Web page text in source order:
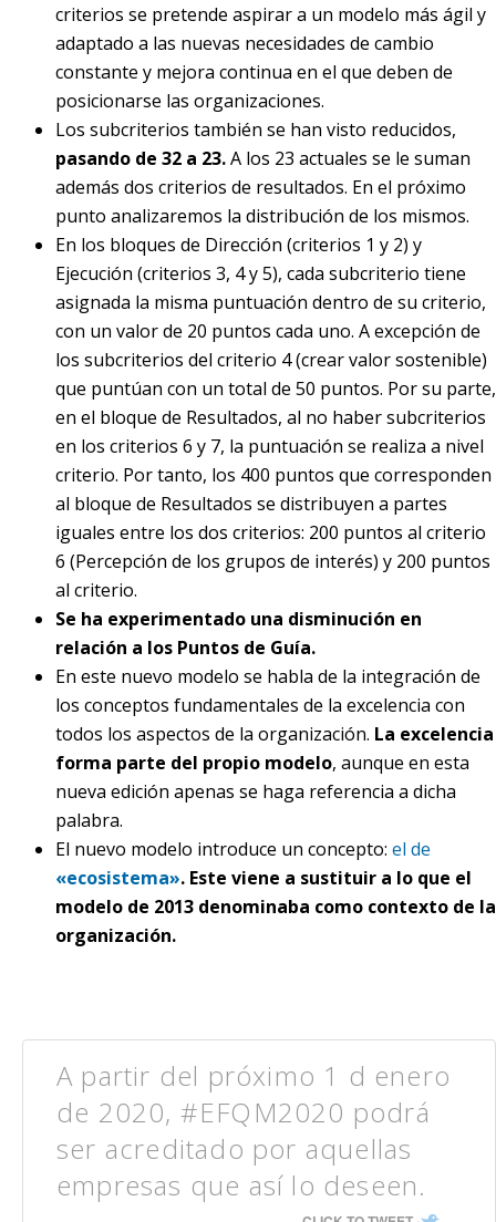
criterios se pretende aspirar a un modelo más ágil y
adaptado a las nuevas necesidades de cambio
constante y mejora continua en el que deben de
posicionarse las organizaciones.
Los subcriterios también se han visto reducidos,
pasando de 32 a 23.A los 23 actuales se le suman
además dos criterios de resultados. En el próximo
punto analizaremos la distribución de los mismos.
En los bloques de Dirección (criterios 1 y 2) y
Ejecución (criterios 3, 4 y 5), cada subcriterio tiene
asignada la misma puntuación dentro de su criterio,
con un valor de 20 puntos cada uno. A excepción de
los subcriterios del criterio 4 (crear valor sostenible)
que puntúan con un total de 50 puntos. Por su parte,
en el bloque de Resultados, al no haber subcriterios
en los criterios 6 y 7, la puntuación se realiza a nivel
criterio. Por tanto, los 400 puntos que corresponden
al bloque de Resultados se distribuyen a partes
iguales entre los dos criterios: 200 puntos al criterio
6 (Percepción de los grupos de interés) y 200 puntos
al criterio.
Se ha experimentado una disminución en
relación a los Puntos de Guía.
En este nuevo modelo se habla de la integración de
los conceptos fundamentales de la excelencia con
todos los aspectos de la organización. La excelencia
forma parte del propio modelo, aunque en esta
nueva edición apenas se haga referencia a dicha
palabra.
El nuevo modelo introduce un concepto: el de
«ecosistema». Este viene a sustituir a lo que el
modelo de 2013 denominaba como contexto de la
organización.
A partir del próximo 1 d enero
de 2020, #EFQM2020 podrá
ser acreditado por aquellas
empresas que así lo deseen.